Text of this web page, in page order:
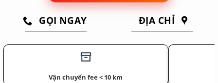
GỌI NGAY ĐỊA CHỈ
Vận chuyển fee < 10 km